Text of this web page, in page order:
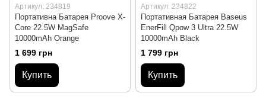
Артикул: 234819
Портативна Батарея Proove X-
Core 22.5W MagSafe
10000mAh Orange
1 699 грн
Купить
Артикул: 234822
Портативная Батарея Baseus
EnerFill Qpow 3 Ultra 22.5W
10000mAh Black
1 799 грн
Купить